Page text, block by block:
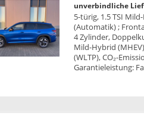
unverbindliche
5-türig, 1.5 TSI
(Automatik) ;
4 Zylinder,
Mild-Hybrid
(WLTP), CO₂-
Garantieleistung: